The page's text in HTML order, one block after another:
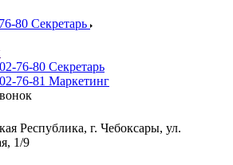
80 Секретарь
76-80 Секретарь
76-81 Маркетинг
Республика, г. Чебоксары, ул.
1/9